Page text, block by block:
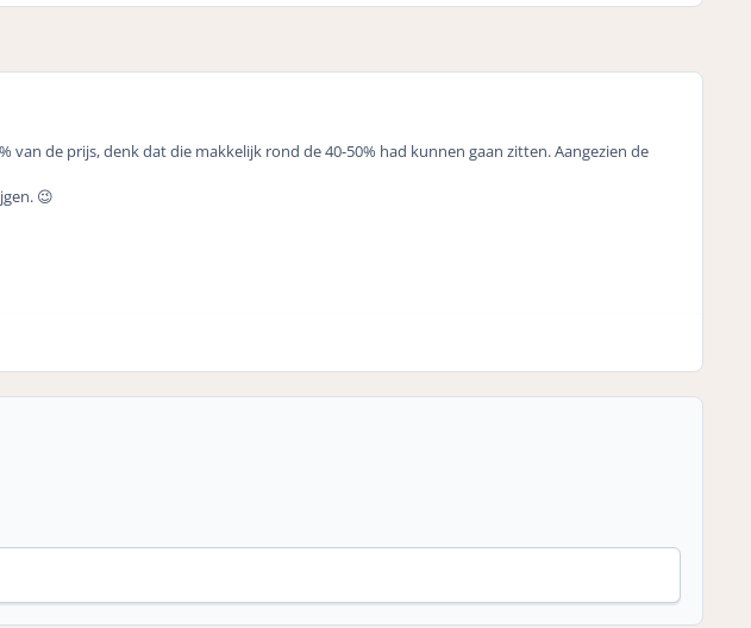
van de prijs, denk dat die makkelijk rond de 40-50% had kunnen gaan zitten. Aangezien de
😉